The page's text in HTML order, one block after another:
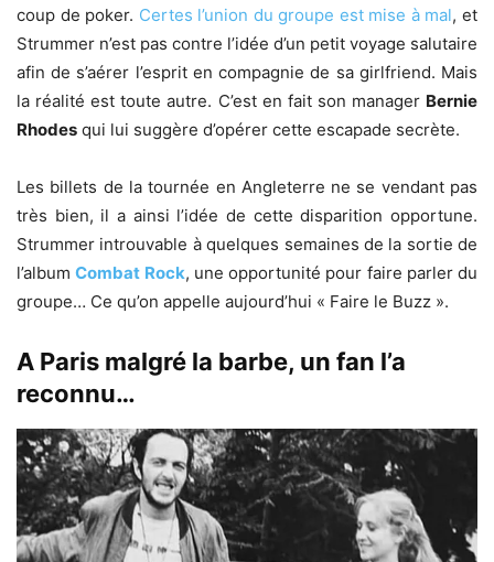
coup de poker. Certes l’union du groupe est mise à mal, et
Strummer n’est pas contre l’idée d’un petit voyage salutaire
afin de s’aérer l’esprit en compagnie de sa girlfriend. Mais
la réalité est toute autre. C’est en fait son manager Bernie
Rhodes qui lui suggère d’opérer cette escapade secrète.
Les billets de la tournée en Angleterre ne se vendant pas
très bien, il a ainsi l’idée de cette disparition opportune.
Strummer introuvable à quelques semaines de la sortie de
l’albumCombat Rock, une opportunité pour faire parler du
groupe… Ce qu’on appelle aujourd’hui « Faire le Buzz ».
A Paris malgré la barbe, un fan l’a
reconnu…